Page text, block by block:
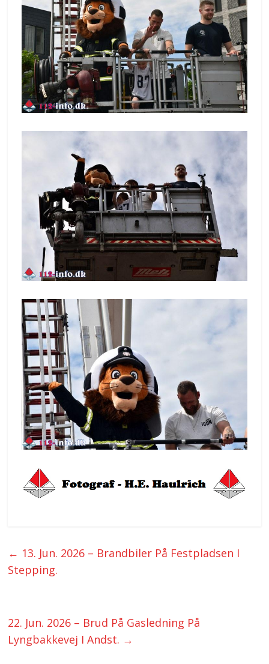
← 13. Jun. 2026 – Brandbiler På Festpladsen I
Stepping.
22. Jun. 2026 – Brud På Gasledning På
Lyngbakkevej I Andst. →